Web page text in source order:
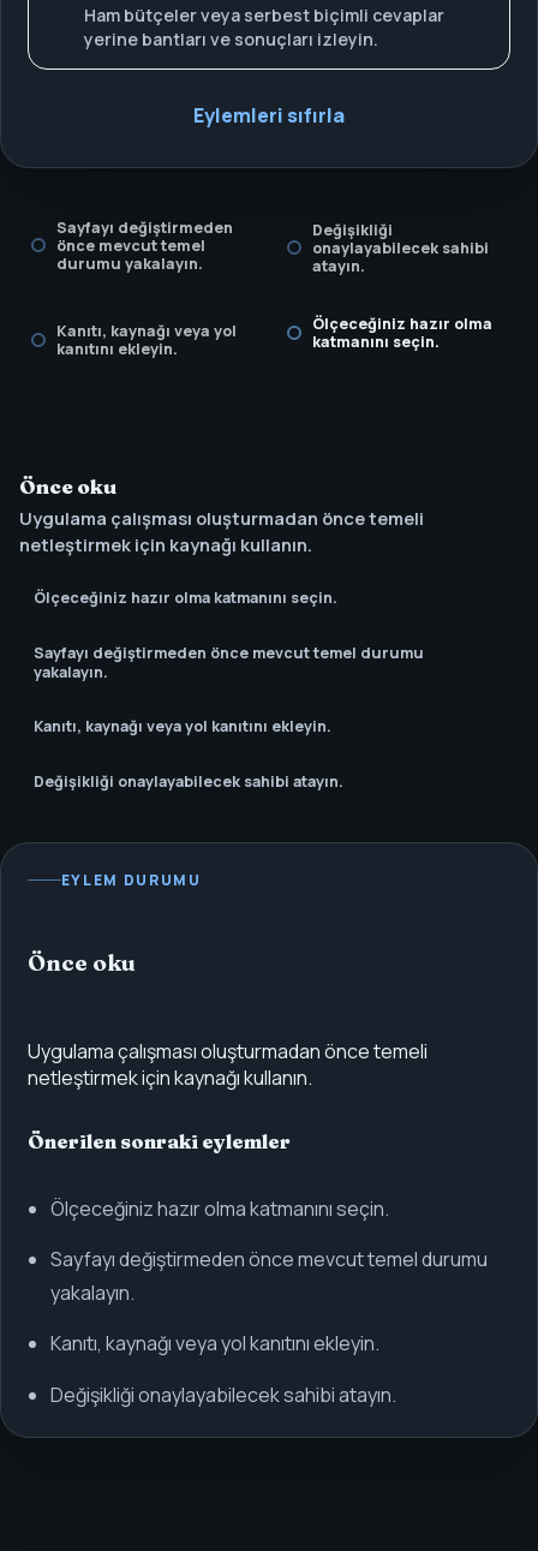
Ham bütçeler veya serbest biçimli cevaplar
yerine bantları ve sonuçları izleyin.
Eylemleri sıfırla
Sayfayı değiştirmeden
önce mevcut temel
durumu yakalayın.
Değişikliği
onaylayabilecek sahibi
atayın.
Kanıtı, kaynağı veya yol
kanıtını ekleyin.
Ölçeceğiniz hazır olma
katmanını seçin.
Önce oku
Uygulama çalışması oluşturmadan önce temeli
netleştirmek için kaynağı kullanın.
Ölçeceğiniz hazır olma katmanını seçin.
Sayfayı değiştirmeden önce mevcut temel durumu
yakalayın.
Kanıtı, kaynağı veya yol kanıtını ekleyin.
Değişikliği onaylayabilecek sahibi atayın.
EYLEM DURUMU
Önce oku
Uygulama çalışması oluşturmadan önce temeli
netleştirmek için kaynağı kullanın.
Önerilen sonraki eylemler
Ölçeceğiniz hazır olma katmanını seçin.
Sayfayı değiştirmeden önce mevcut temel durumu
yakalayın.
Kanıtı, kaynağı veya yol kanıtını ekleyin.
Değişikliği onaylayabilecek sahibi atayın.